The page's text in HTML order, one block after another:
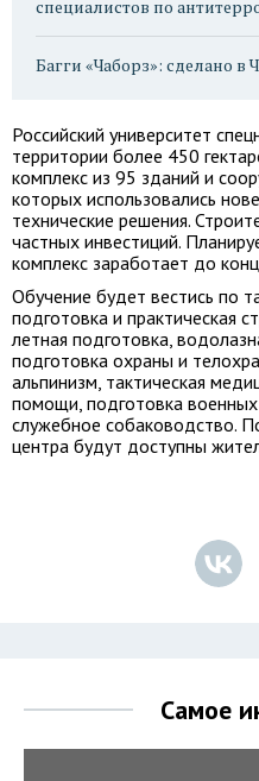
специалистов по
Багги «Чаборз»: сделано в
Российский университет
территории более 450
комплекс из 95 зданий и
которых использовались
технические решения.
частных инвестиций.
комплекс заработает до
Обучение будет вестись по
подготовка и практическая
летная подготовка,
подготовка охраны и
альпинизм, тактическая
помощи, подготовка
служебное собаководство.
центра будут доступны
Самое